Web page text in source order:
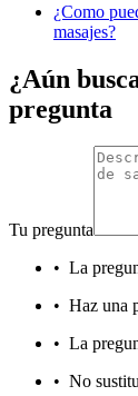
¿Como
masajes?
¿Aún
pregunta
Tu pregunta
• La
• Haz una
• La
• No